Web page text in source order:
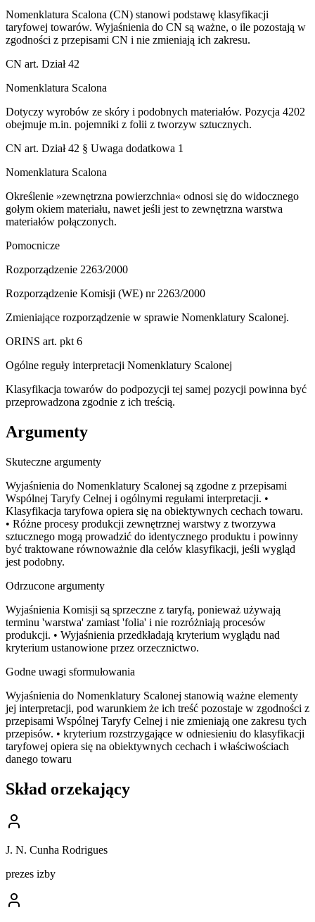
Nomenklatura Scalona (CN) stanowi podstawę klasyfikacji
taryfowej towarów. Wyjaśnienia do CN są ważne, o ile pozostają w
zgodności z przepisami CN i nie zmieniają ich zakresu.
CN art. Dział 42
Nomenklatura Scalona
Dotyczy wyrobów ze skóry i podobnych materiałów. Pozycja 4202
obejmuje m.in. pojemniki z folii z tworzyw sztucznych.
CN art. Dział 42 § Uwaga dodatkowa 1
Nomenklatura Scalona
Określenie »zewnętrzna powierzchnia« odnosi się do widocznego
gołym okiem materiału, nawet jeśli jest to zewnętrzna warstwa
materiałów połączonych.
Pomocnicze
Rozporządzenie 2263/2000
Rozporządzenie Komisji (WE) nr 2263/2000
Zmieniające rozporządzenie w sprawie Nomenklatury Scalonej.
ORINS art. pkt 6
Ogólne reguły interpretacji Nomenklatury Scalonej
Klasyfikacja towarów do podpozycji tej samej pozycji powinna być
przeprowadzona zgodnie z ich treścią.
Argumenty
Skuteczne argumenty
Wyjaśnienia do Nomenklatury Scalonej są zgodne z przepisami
Wspólnej Taryfy Celnej i ogólnymi regułami interpretacji. •
Klasyfikacja taryfowa opiera się na obiektywnych cechach towaru.
• Różne procesy produkcji zewnętrznej warstwy z tworzywa
sztucznego mogą prowadzić do identycznego produktu i powinny
być traktowane równoważnie dla celów klasyfikacji, jeśli wygląd
jest podobny.
Odrzucone argumenty
Wyjaśnienia Komisji są sprzeczne z taryfą, ponieważ używają
terminu 'warstwa' zamiast 'folia' i nie rozróżniają procesów
produkcji. • Wyjaśnienia przedkładają kryterium wyglądu nad
kryterium ustanowione przez orzecznictwo.
Godne uwagi sformułowania
Wyjaśnienia do Nomenklatury Scalonej stanowią ważne elementy
jej interpretacji, pod warunkiem że ich treść pozostaje w zgodności z
przepisami Wspólnej Taryfy Celnej i nie zmieniają one zakresu tych
przepisów. • kryterium rozstrzygające w odniesieniu do klasyfikacji
taryfowej opiera się na obiektywnych cechach i właściwościach
danego towaru
Skład orzekający
J. N. Cunha Rodrigues
prezes izby